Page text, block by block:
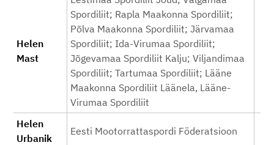
Helen
Mast
Spordiliit; Rapla Maakonna Spordiliit;
Põlva Maakonna Spordiliit; Järvamaa
Spordiliit; Ida-Virumaa Spordiliit;
Jõgevamaa Spordiliit Kalju; Viljandimaa
Spordiliit; Tartumaa Spordiliit; Lääne
Maakonna Spordiliit Läänela, Lääne-
Virumaa Spordiliit
Helen
Urbanik
Eesti Mootorrattaspordi Föderatsioon